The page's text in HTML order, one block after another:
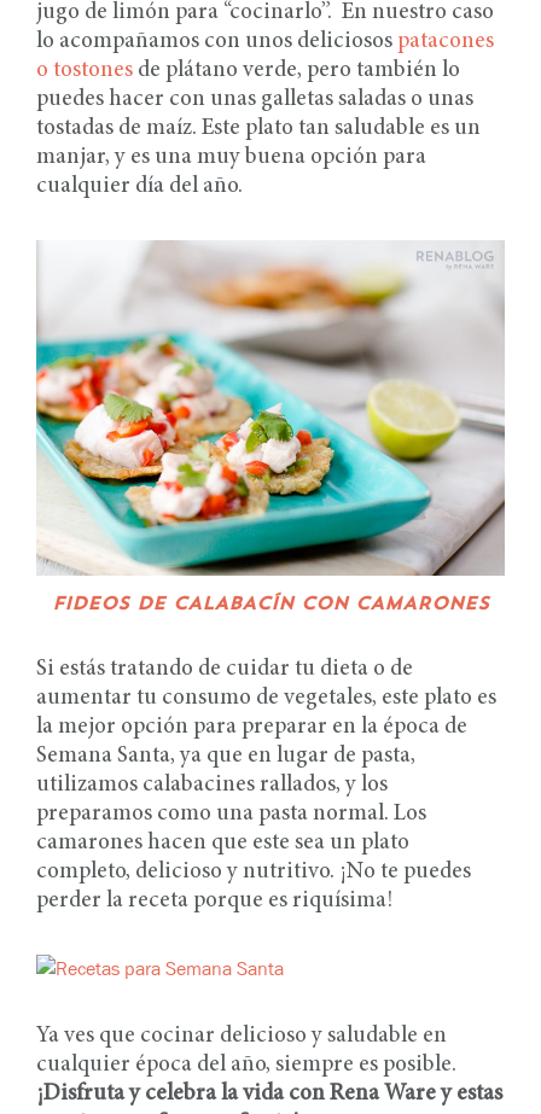
jugo de limón para “cocinarlo”. En nuestro caso
lo acompañamos con unos deliciosos patacones
o tostones de plátano verde, pero también lo
puedes hacer con unas galletas saladas o unas
tostadas de maíz. Este plato tan saludable es un
manjar, y es una muy buena opción para
cualquier día del año.
FIDEOS DE CALABACÍN CON CAMARONES
Si estás tratando de cuidar tu dieta o de
aumentar tu consumo de vegetales, este plato es
la mejor opción para preparar en la época de
Semana Santa, ya que en lugar de pasta,
utilizamos calabacines rallados, y los
preparamos como una pasta normal. Los
camarones hacen que este sea un plato
completo, delicioso y nutritivo. ¡No te puedes
perder la receta porque es riquísima!
Ya ves que cocinar delicioso y saludable en
cualquier época del año, siempre es posible.
¡Disfruta y celebra la vida con Rena Ware y estas